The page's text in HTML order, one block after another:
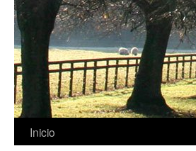
Saltar
Inicio